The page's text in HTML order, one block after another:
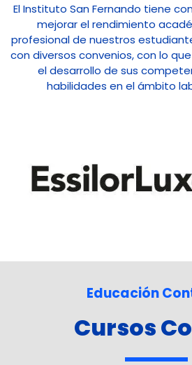
El Instituto San Fernando tiene
mejorar el rendimiento
profesional de nuestros
con diversos convenios, con lo
el desarrollo de sus
habilidades en el ámbito
Educación
Cursos